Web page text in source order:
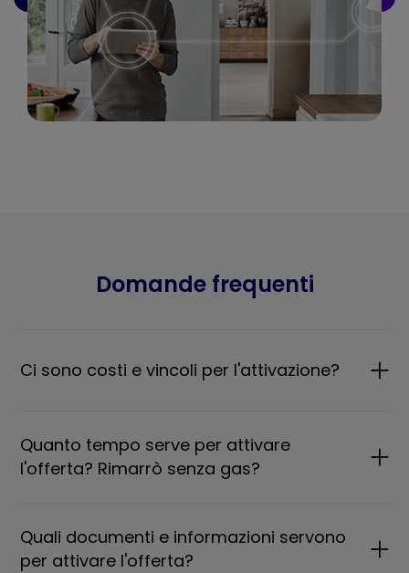
Domande frequenti
Ci sono costi e vincoli per l'attivazione?
Quanto tempo serve per attivare
l'offerta? Rimarrò senza gas?
Quali documenti e informazioni servono
per attivare l'offerta?